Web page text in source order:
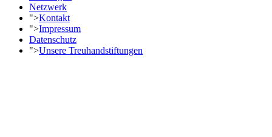
Netzwerk
">Kontakt
">Impressum
Datenschutz
">Unsere Treuhandstiftungen